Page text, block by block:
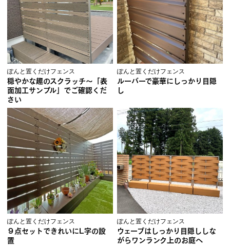
ぽんと置くだけフェンス
穏やかな趣のスクラッチ～「表
面加工サンプル」でご確認くだ
さい
ぽんと置くだけフェンス
ルーバーで豪華にしっかり目隠
し
ぽんと置くだけフェンス
９点セットできれいにL字の設
置
ぽんと置くだけフェンス
ウェーブはしっかり目隠ししな
がらワンランク上のお庭へ